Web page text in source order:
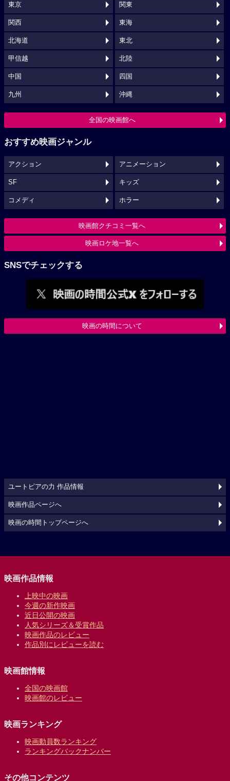
東京 関東
関西 東海
北海道 東北
甲信越 北陸
中国 四国
九州 沖縄
全国の映画館へ
おすすめ映画ジャンル
アクション アニメーション
SF キッズ
コメディ ホラー
映画館クチコミ一覧へ
映画ロケ地一覧へ
SNSでチェックする
映画の時間について
ユートピアの力 作品情報
映画作品ページへ
映画の時間トップページへ
映画作品情報
上映中の映画
今週の新作映画
近日公開の映画
人気シリーズ＆受賞作品
映画作品のレビュー
作品別にレビューを読む
映画館情報
全国の映画館
映画館のレビュー
映画ランキング
映画動員数ランキング
ランキングバックナンバー
その他コンテンツ